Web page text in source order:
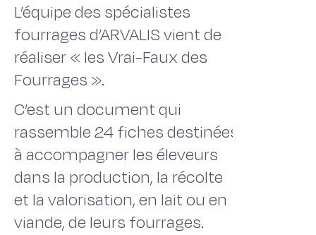
L’équipe des spécialistes
fourrages d’ARVALIS vient de
réaliser « les Vrai-Faux des
Fourrages ».
C’est un document qui
rassemble 24 fiches destinées
à accompagner les éleveurs
dans la production, la récolte
et la valorisation, en lait ou en
viande, de leurs fourrages.